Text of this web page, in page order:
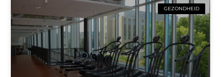
GEZONDHEID